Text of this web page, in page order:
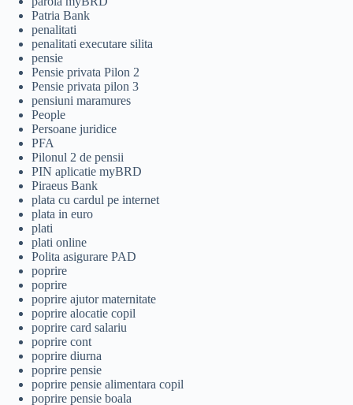
Patria Bank
penalitati
penalitati executare silita
pensie
Pensie privata Pilon 2
Pensie privata pilon 3
pensiuni maramures
People
Persoane juridice
PFA
Pilonul 2 de pensii
PIN aplicatie myBRD
Piraeus Bank
plata cu cardul pe internet
plata in euro
plati
plati online
Polita asigurare PAD
poprire
poprire
poprire ajutor maternitate
poprire alocatie copil
poprire card salariu
poprire cont
poprire diurna
poprire pensie
poprire pensie alimentara copil
poprire pensie boala